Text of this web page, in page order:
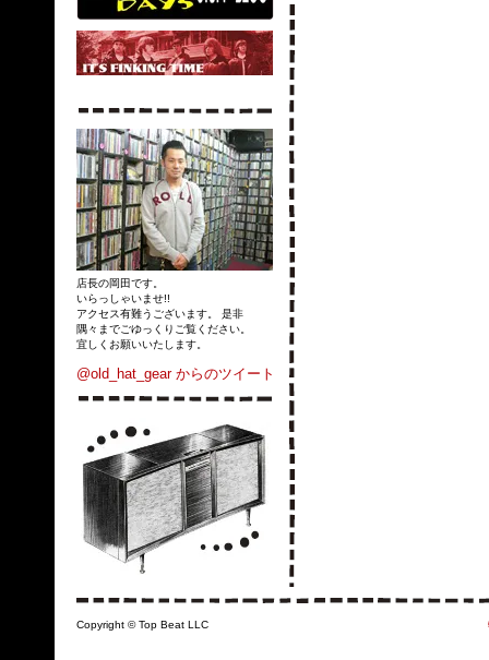
店長の岡田です。
いらっしゃいませ!!
アクセス有難うございます。 是非
隅々までごゆっくりご覧ください。
宜しくお願いいたします。
@old_hat_gear からのツイート
Copyright © Top Beat LLC